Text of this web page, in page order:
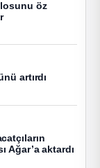
öz
artırdı
Ağar’a aktardı